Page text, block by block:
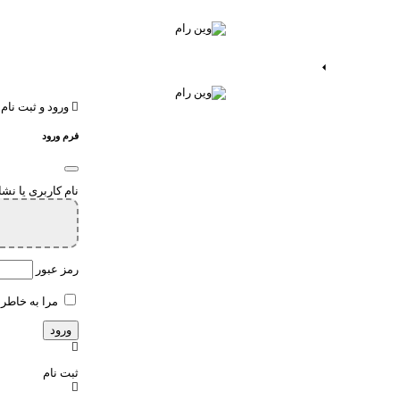
ورود و ثبت نام
فرم ورود
نام کاربری یا
رمز عبور
مرا به خاطر
ثبت نام